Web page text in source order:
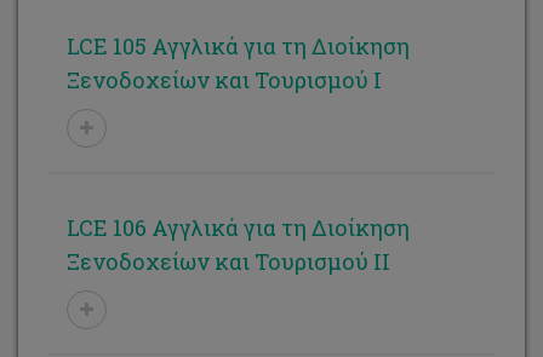
Κώστας Στυλιανού
Μαρία Γεωργίου
Μαρία Κάρουλα
Μαρία Χριστοφόρου
Παναγιώτα Χατζηκωνσταντίνου
Ραφαέλα Θεοκλήτου
LCE 105 Αγγλικά για τη Διοίκηση
Ξενοδοχείων και Τουρισμού Ι
LCE 106 Αγγλικά για τη Διοίκηση
Ξενοδοχείων και Τουρισμού ΙΙ